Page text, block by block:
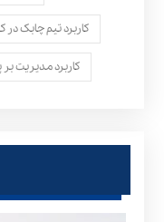
کاربرد تیم چابک در
کاربرد مدیریت بر